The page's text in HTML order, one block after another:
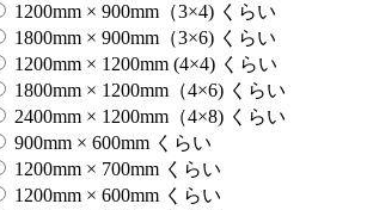
1200mm × 900mm（3×4) くらい
1800mm × 900mm（3×6) くらい
1200mm × 1200mm (4×4) くらい
1800mm × 1200mm（4×6) くらい
2400mm × 1200mm（4×8) くらい
900mm × 600mm くらい
1200mm × 700mm くらい
1200mm × 600mm くらい